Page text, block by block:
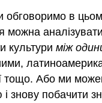
в цьому
можна
культури між
тощо. Або ми
побачити